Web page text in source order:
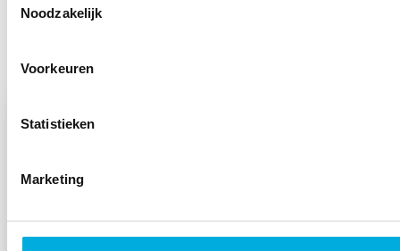
Noodzakelijk
Voorkeuren
Statistieken
Marketing